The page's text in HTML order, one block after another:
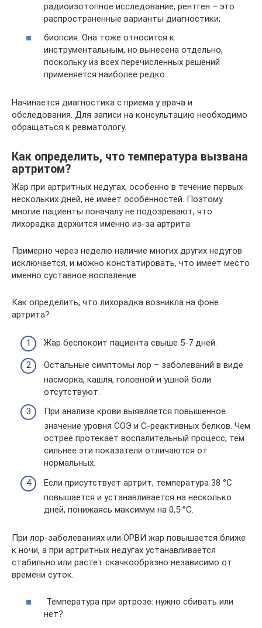
радиоизотопное исследование, рентген – это
распространенные варианты диагностики;
биопсия. Она тоже относится к
инструментальным, но вынесена отдельно,
поскольку из всех перечисленных решений
применяется наиболее редко.
Начинается диагностика с приема у врача и
обследования. Для записи на консультацию необходимо
обращаться к ревматологу.
Как определить, что температура вызвана
артритом?
Жар при артритных недугах, особенно в течение первых
нескольких дней, не имеет особенностей. Поэтому
многие пациенты поначалу не подозревают, что
лихорадка держится именно из-за артрита.
Примерно через неделю наличие многих других недугов
исключается, и можно констатировать, что имеет место
именно суставное воспаление.
Как определить, что лихорадка возникла на фоне
артрита?
Жар беспокоит пациента свыше 5-7 дней.
Остальные симптомы лор – заболеваний в виде
насморка, кашля, головной и ушной боли
отсутствуют.
При анализе крови выявляется повышенное
значение уровня СОЭ и С-реактивных белков. Чем
острее протекает воспалительный процесс, тем
сильнее эти показатели отличаются от
нормальных.
Если присутствует артрит, температура 38 °C
повышается и устанавливается на несколько
дней, понижаясь максимум на 0,5 °C.
При лор-заболеваниях или ОРВИ жар повышается ближе
к ночи, а при артритных недугах устанавливается
стабильно или растет скачкообразно независимо от
времени суток.
Температура при артрозе: нужно сбивать или
нет?